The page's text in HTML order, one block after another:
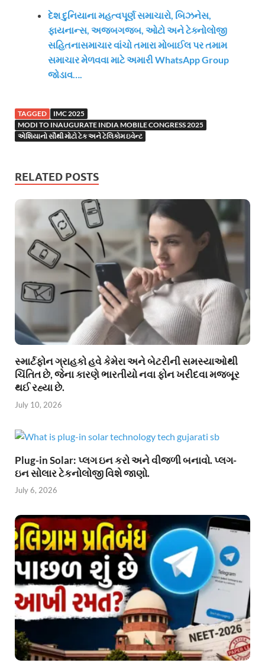
દેશ દુનિયાના મહત્વપૂર્ણ સમાચારો, બિઝનેસ,
ફાયનાન્સ, અજબગજબ, ઓટો અને ટેક્નોલોજી
સહિતનાસમાચાર વાંચો તમારા મોબાઈલ પર તમામ
સમાચાર મેળવવા માટે અમારી WhatsApp Group
જોડાવ….
TAGGED
IMC 2025
MODI TO INAUGURATE INDIA MOBILE CONGRESS 2025
એશિયાનો સૌથી મોટો ટેક અને ટેલિકોમ ઇવેન્ટ
RELATED POSTS
સ્માર્ટફોન ગ્રાહકો હવે કેમેરા અને બેટરીની સમસ્યાઓથી
ચિંતિત છે, જેના કારણે ભારતીયો નવા ફોન ખરીદવા મજબૂર
થઈ રહ્યા છે.
July 10, 2026
Plug-in Solar: પ્લગ ઇન કરો અને વીજળી બનાવો. પ્લગ-
ઇન સોલાર ટેકનોલોજી વિશે જાણો.
July 6, 2026